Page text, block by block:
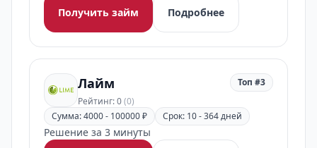
Получить займ
Подробнее
Лайм
Рейтинг: 0(0)
Топ #3
Сумма: 4000 - 100000 ₽ Срок: 10 - 364 дней
Решение за 3 минуты